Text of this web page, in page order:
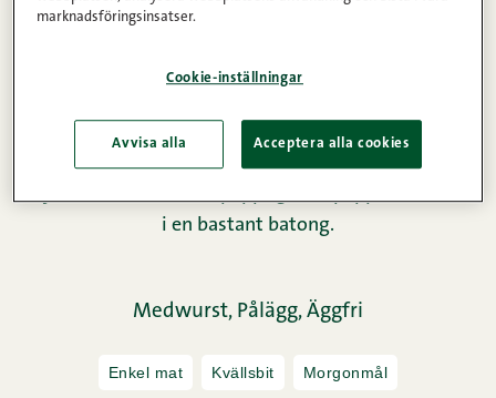
Instruktioner
i en bastant batong.
Medwurst, Pålägg, Äggfri
Enkel mat Kvällsbit Morgonmål
marknadsföringsinsatser.
Cookie-inställningar
Avvisa alla Acceptera alla cookies